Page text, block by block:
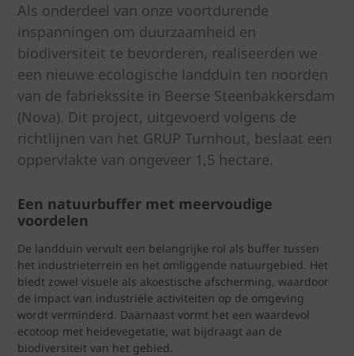
Als onderdeel van onze voortdurende
inspanningen om duurzaamheid en
biodiversiteit te bevorderen, realiseerden we
een nieuwe ecologische landduin ten noorden
van de fabriekssite in Beerse Steenbakkersdam
(Nova). Dit project, uitgevoerd volgens de
richtlijnen van het GRUP Turnhout, beslaat een
oppervlakte van ongeveer 1,5 hectare.
Een natuurbuffer met meervoudige
voordelen
De landduin vervult een belangrijke rol als buffer tussen
het industrieterrein en het omliggende natuurgebied. Het
biedt zowel visuele als akoestische afscherming, waardoor
de impact van industriële activiteiten op de omgeving
wordt verminderd. Daarnaast vormt het een waardevol
ecotoop met heidevegetatie, wat bijdraagt aan de
biodiversiteit van het gebied.